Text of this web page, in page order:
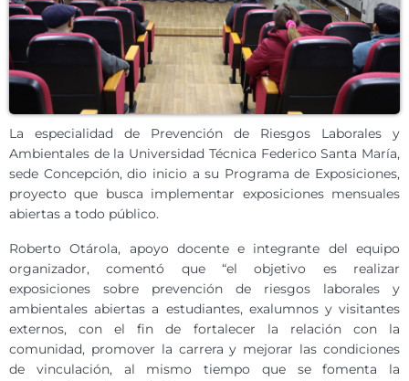
La especialidad de Prevención de Riesgos Laborales y
Ambientales de la Universidad Técnica Federico Santa María,
sede Concepción, dio inicio a su Programa de Exposiciones,
proyecto que busca implementar exposiciones mensuales
abiertas a todo público.
Roberto Otárola, apoyo docente e integrante del equipo
organizador, comentó que “el objetivo es realizar
exposiciones sobre prevención de riesgos laborales y
ambientales abiertas a estudiantes, exalumnos y visitantes
externos, con el fin de fortalecer la relación con la
comunidad, promover la carrera y mejorar las condiciones
de vinculación, al mismo tiempo que se fomenta la